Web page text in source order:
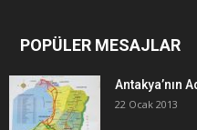
POPÜLER MESAJLAR
Antakya’nın
22 Ocak 2013